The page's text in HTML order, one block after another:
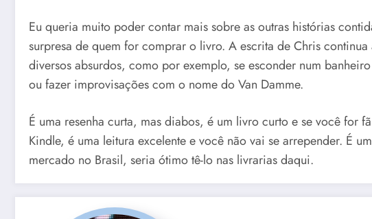
Eu queria muito poder contar mais sobre as outras histórias
surpresa de quem for comprar o livro. A escrita de Chris
diversos absurdos, como por exemplo, se esconder num
ou fazer improvisações com o nome do Van Damme.
É uma resenha curta, mas diabos, é um livro curto e se você for
Kindle, é uma leitura excelente e você não vai se arrepender. É
mercado no Brasil, seria ótimo tê-lo nas livrarias daqui.